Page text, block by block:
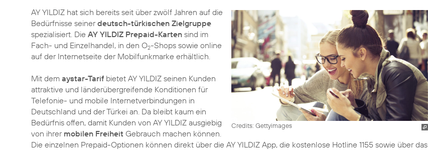
Credits: Gettyimages
AY YILDIZ hat sich bereits seit über zwölf Jahren auf die
Bedürfnisse seinerdeutsch-türkischen Zielgruppe
spezialisiert. Die AY YILDIZ Prepaid-Karten sind im
Fach- und Einzelhandel, in den O2-Shops sowie online
auf der Internetseite der Mobilfunkmarke erhältlich.
Mit dem aystar-Tarif bietet AY YILDIZ seinen Kunden
attraktive und länderübergreifende Konditionen für
Telefonie- und mobile Internetverbindungen in
Deutschland und der Türkei an. Da bleibt kaum ein
Bedürfnis offen, damit Kunden von AY YILDIZ ausgiebig
von ihrer mobilen Freiheit Gebrauch machen können.
Die einzelnen Prepaid-Optionen können direkt über die AY YILDIZ App, die kostenlose Hotline 1155 sowie über das